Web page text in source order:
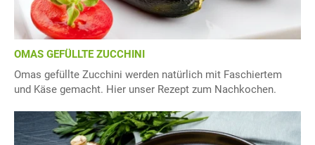
OMAS GEFÜLLTE ZUCCHINI
Omas gefüllte Zucchini werden natürlich mit Faschiertem
und Käse gemacht. Hier unser Rezept zum Nachkochen.